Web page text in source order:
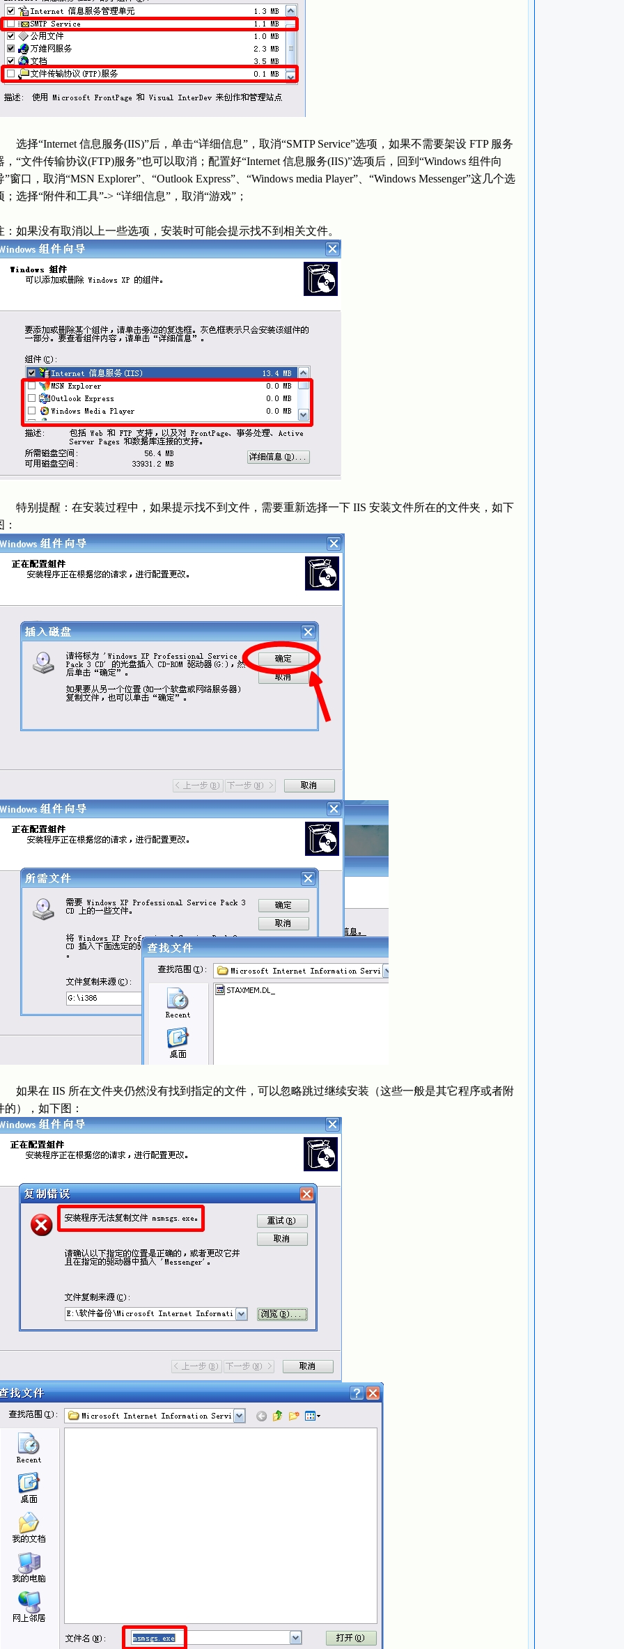
择“Internet 信息服务(IIS)”后，单击“详细信息”，取消“SMTP Service”选项，如果不需要架设 FTP 服务
，“文件传输协议(FTP)服务”也可以取消；配置好“Internet 信息服务(IIS)”选项后，回到“Windows 组件向
”窗口，取消“MSN Explorer”、“Outlook Express”、“Windows media Player”、“Windows Messenger”这几个选
；选择“附件和工具”-> “详细信息”，取消“游戏”；
：如果没有取消以上一些选项，安装时可能会提示找不到相关文件。
别提醒：在安装过程中，如果提示找不到文件，需要重新选择一下 IIS 安装文件所在的文件夹，如下
：
果在 IIS 所在文件夹仍然没有找到指定的文件，可以忽略跳过继续安装（这些一般是其它程序或者附
的），如下图：